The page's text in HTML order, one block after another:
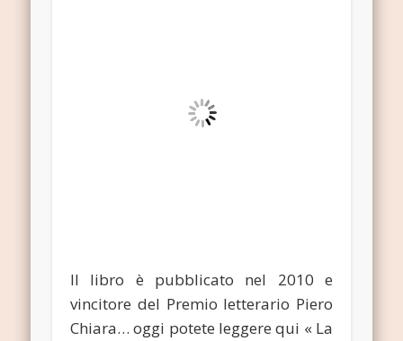
Il libro è pubblicato nel 2010 e
vincitore del Premio letterario Piero
Chiara… oggi potete leggere qui « La